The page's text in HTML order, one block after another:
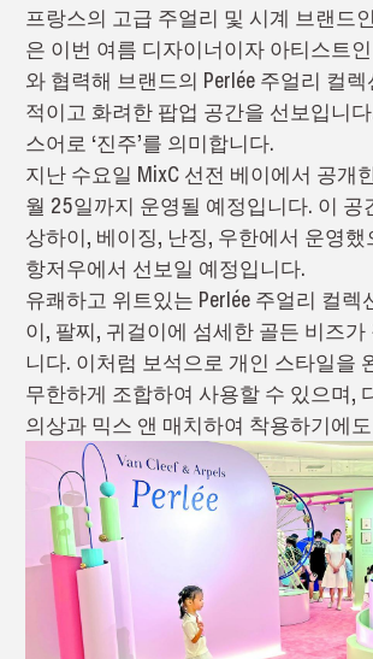
프랑스의 고급 주얼리 및 시계 브랜드
은 이번 여름 디자이너이자 아티스트
와 협력해 브랜드의 Perlée 주얼리 컬
적이고 화려한 팝업 공간을 선보입니
스어로 ‘진주’를 의미합니다.
지난 수요일 MixC 선전 베이에서 공개
월 25일까지 운영될 예정입니다. 이 공
상하이, 베이징, 난징, 우한에서 운영했
항저우에서 선보일 예정입니다.
유쾌하고 위트있는 Perlée 주얼리 컬렉
이, 팔찌, 귀걸이에 섬세한 골든 비즈
니다. 이처럼 보석으로 개인 스타일을
무한하게 조합하여 사용할 수 있으며,
의상과 믹스 앤 매치하여 착용하기에